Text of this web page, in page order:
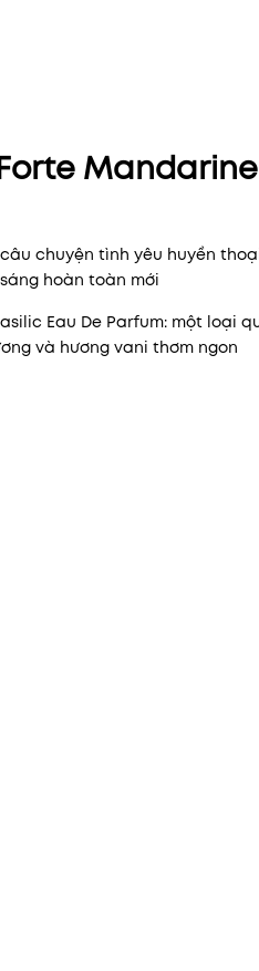
chuyện tình yêu huyền
hoàn toàn mới
Eau De Parfum: một loại
và hương vani thơm ngon